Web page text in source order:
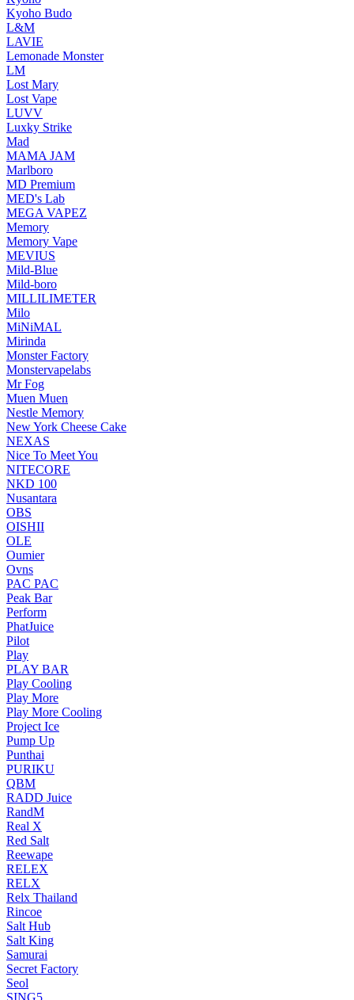
Kyoho Budo
L&M
LAVIE
Lemonade Monster
LM
Lost Mary
Lost Vape
LUVV
Luxky Strike
Mad
MAMA JAM
Marlboro
MD Premium
MED's Lab
MEGA VAPEZ
Memory
Memory Vape
MEVIUS
Mild-Blue
Mild-boro
MILLILIMETER
Milo
MiNiMAL
Mirinda
Monster Factory
Monstervapelabs
Mr Fog
Muen Muen
Nestle Memory
New York Cheese Cake
NEXAS
Nice To Meet You
NITECORE
NKD 100
Nusantara
OBS
OISHII
OLE
Oumier
Ovns
PAC PAC
Peak Bar
Perform
PhatJuice
Pilot
Play
PLAY BAR
Play Cooling
Play More
Play More Cooling
Project Ice
Pump Up
Punthai
PURIKU
QBM
RADD Juice
RandM
Real X
Red Salt
Reewape
RELEX
RELX
Relx Thailand
Rincoe
Salt Hub
Salt King
Samurai
Secret Factory
Seol